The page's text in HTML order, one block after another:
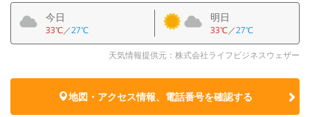
今日
33℃／27℃
明日
33℃／27℃
天気情報提供元：株式会社ライフビジネスウェザー
地図・アクセス情報、電話番号を確認する